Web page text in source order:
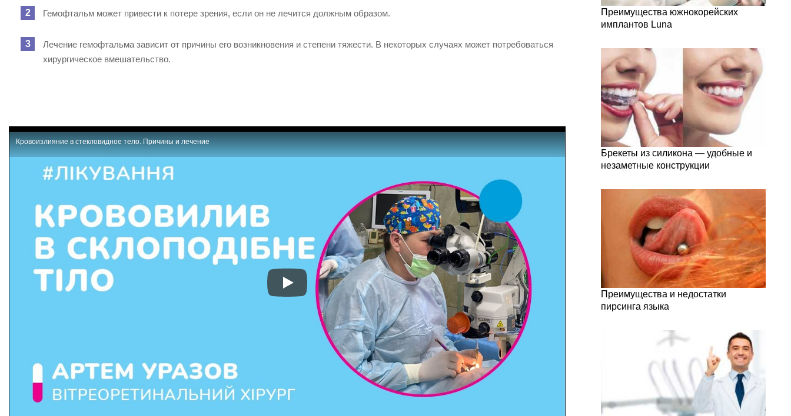
Гемофтальм может привести к потере зрения, если он не лечится должным образом.
Лечение гемофтальма зависит от причины его возникновения и степени тяжести. В некоторых случаях может потребоваться
хирургическое вмешательство.
Кровоизлияние в стекловидное тело. Причины и лечение
Преимущества южнокорейских
имплантов Luna
Брекеты из силикона — удобные и
незаметные конструкции
Преимущества и недостатки
пирсинга языка